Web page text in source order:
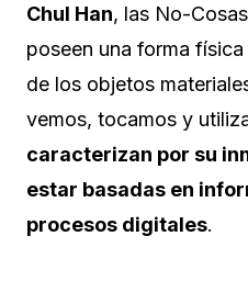
Chul Han, las No-
poseen una forma
de los objetos
vemos, tocamos y
caracterizan por su
estar basadas en
procesos digitales.